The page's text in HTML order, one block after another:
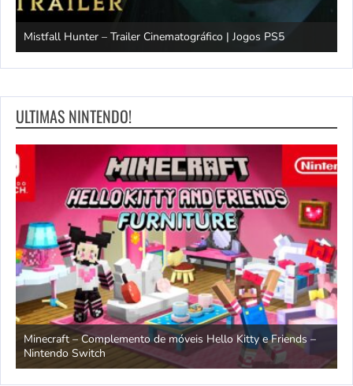
Mistfall Hunter – Trailer Cinematográfico | Jogos PS5
ULTIMAS NINTENDO!
Minecraft – Complemento de móveis Hello Kitty e Friends –
Nintendo Switch